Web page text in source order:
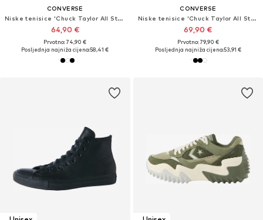
CONVERSE
Niske tenisice 'Chuck Taylor All Star Leather'
64,90 €
Prvotno: 74,90 €
Posljednja najniža cijena:58,41 €
CONVERSE
Niske tenisice 'Chuck Taylor All Star Leather'
69,90 €
Prvotno: 79,90 €
Posljednja najniža cijena:53,91 €